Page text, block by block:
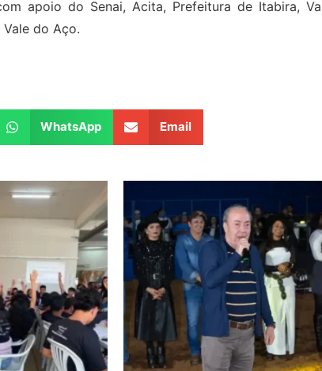
apoio do Senai, Acita, Prefeitura de Itabira,
do Aço.
WhatsApp Email